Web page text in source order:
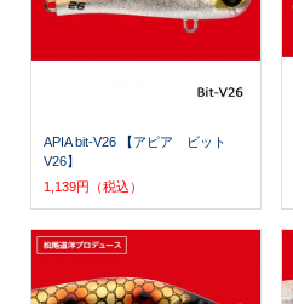
APIA bit-V26 【アピア ビット
V26】
1,139円（税込）